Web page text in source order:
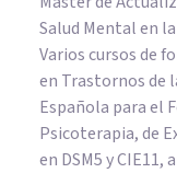
Salud Mental en
Varios cursos de
en Trastornos de
Española para el
Psicoterapia, de
en DSM5 y CIE11,